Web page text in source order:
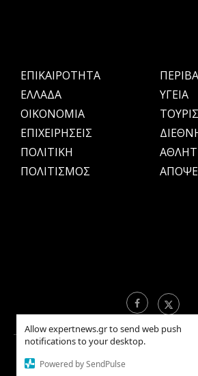
Allow expertnews.gr to send web push
notifications to your desktop.
Powered by SendPulse
ΕΠΙΚΑΙΡΟΤΗΤΑ
ΕΛΛΑΔΑ
OIKONOMIA
ΕΠΙΧΕΙΡΗΣΕΙΣ
ΠΟΛΙΤΙΚΗ
ΠΟΛΙΤΙΣΜΟΣ
ΥΓΕΙΑ